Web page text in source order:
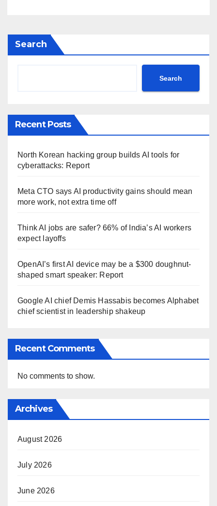
Search
Search
Recent Posts
North Korean hacking group builds AI tools for
cyberattacks: Report
Meta CTO says AI productivity gains should mean
more work, not extra time off
Think AI jobs are safer? 66% of India’s AI workers
expect layoffs
OpenAI’s first AI device may be a $300 doughnut-
shaped smart speaker: Report
Google AI chief Demis Hassabis becomes Alphabet
chief scientist in leadership shakeup
Recent Comments
No comments to show.
Archives
August 2026
July 2026
June 2026